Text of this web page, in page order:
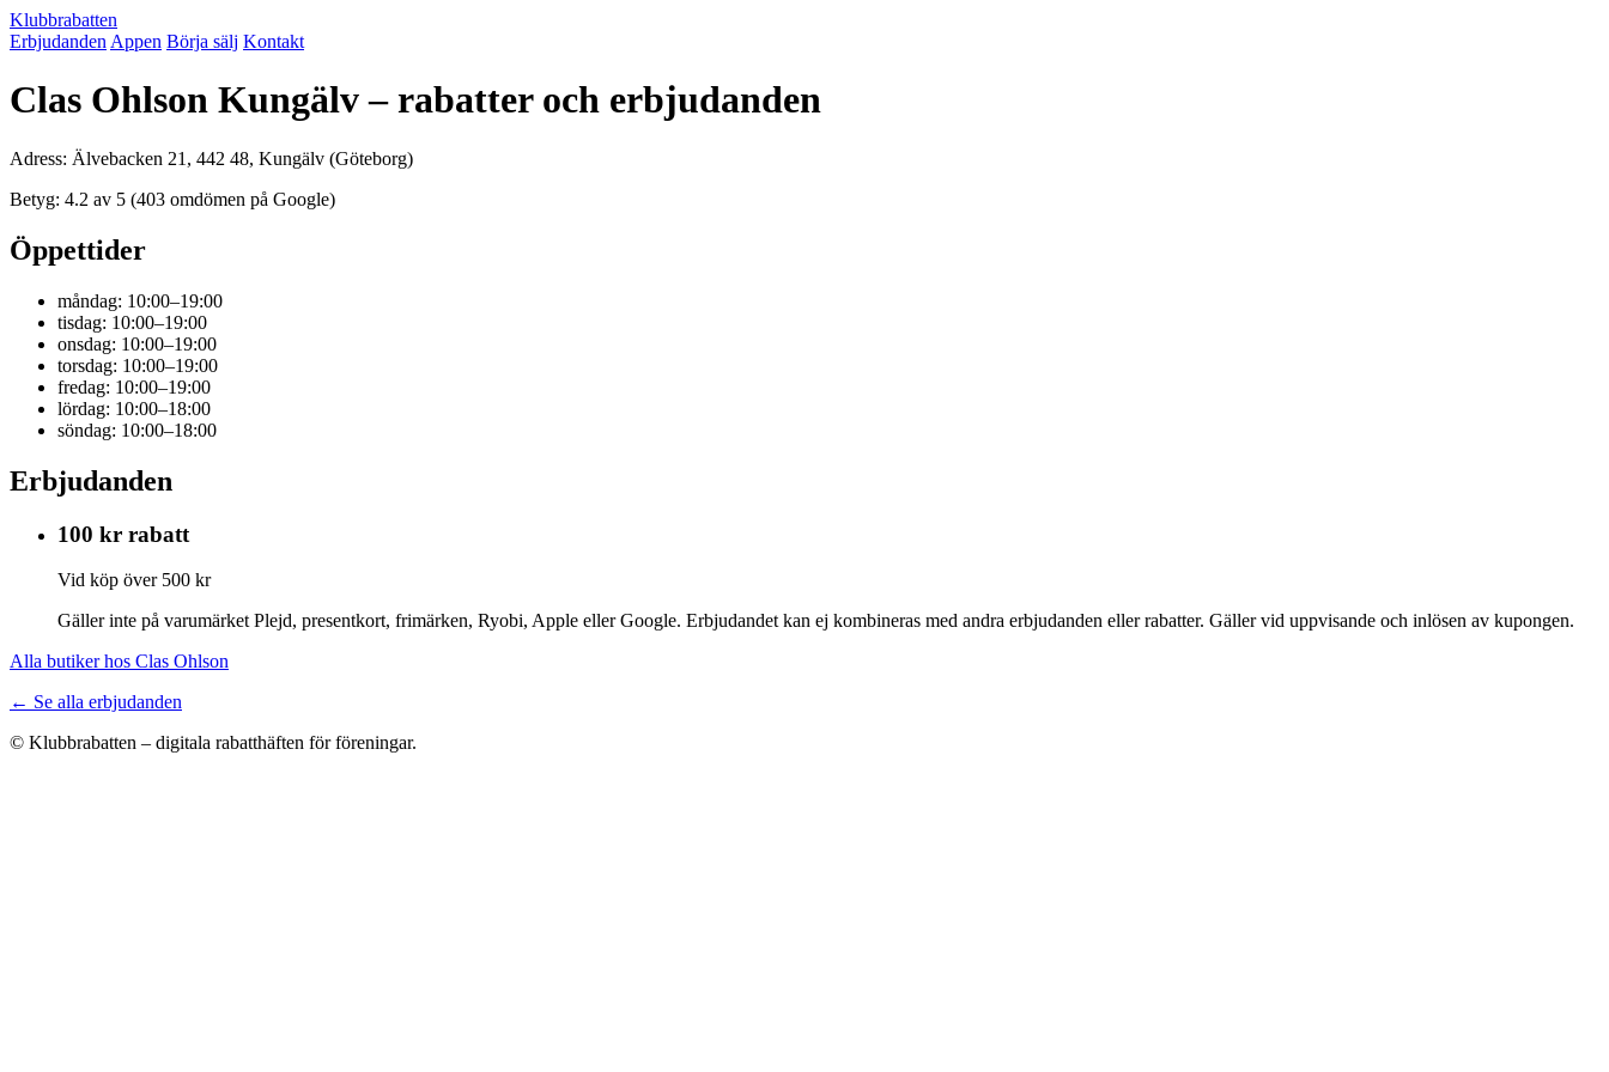
Klubbrabatten
Erbjudanden Appen Börja sälj Kontakt
Clas Ohlson Kungälv – rabatter och erbjudanden
Adress: Älvebacken 21, 442 48, Kungälv (Göteborg)
Betyg: 4.2 av 5 (403 omdömen på Google)
Öppettider
måndag: 10:00–19:00
tisdag: 10:00–19:00
onsdag: 10:00–19:00
torsdag: 10:00–19:00
fredag: 10:00–19:00
lördag: 10:00–18:00
söndag: 10:00–18:00
Erbjudanden
100 kr rabatt
Vid köp över 500 kr
Gäller inte på varumärket Plejd, presentkort, frimärken, Ryobi, Apple eller Google. Erbjudandet kan ej kombineras med andra erbjudanden eller rabatter. Gäller vid uppvisande och inlösen av kupongen.
Alla butiker hos Clas Ohlson
← Se alla erbjudanden
© Klubbrabatten – digitala rabatthäften för föreningar.